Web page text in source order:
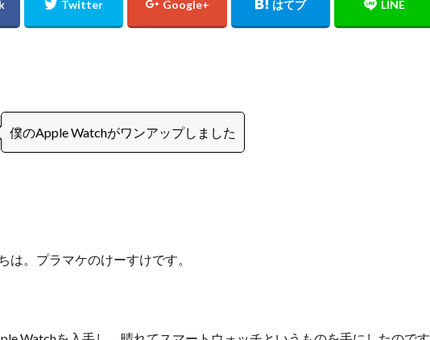
僕のApple Watchがワンアップしました
は。プラマケのけーすけです。